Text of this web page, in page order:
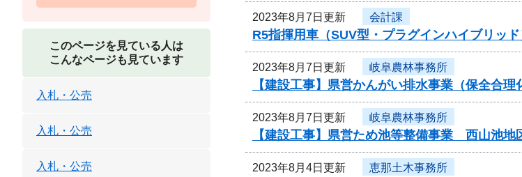
2023年8月7日更新 会計課
R5指揮用車（SUV型・プラグインハイブリッ
2023年8月7日更新 岐阜農林事務所
【建設工事】県営かんがい排水事業（保全
2023年8月7日更新 岐阜農林事務所
【建設工事】県営ため池等整備事業 西山池
2023年8月4日更新 恵那土木事務所
このページを見ている人は
こんなページも見ています
入札・公売
入札・公売
入札・公売